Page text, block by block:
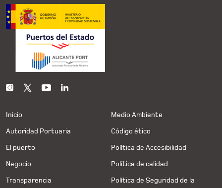
Inicio
Autoridad Portuaria
El puerto
Negocio
Transparencia
Medio Ambiente
Código ético
Política de Accesibilidad
Política de calidad
Política de Seguridad de la